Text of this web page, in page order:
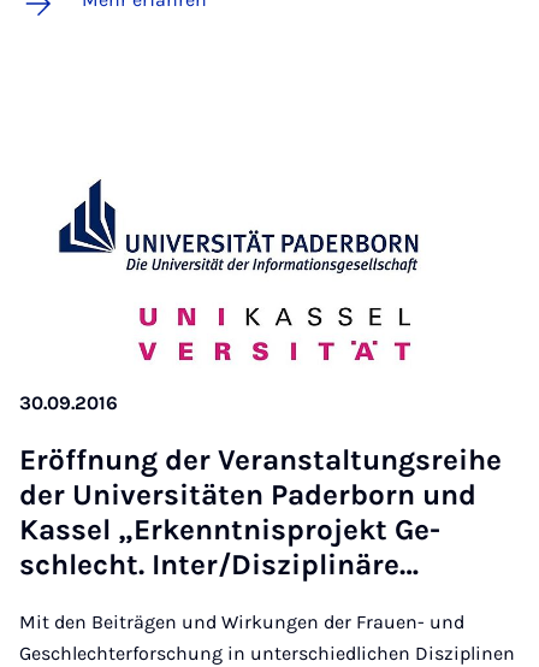
30.09.2016
Er­öff­nung der Ver­an­stal­tungs­rei­he
der Uni­ver­si­tä­ten Pa­der­born und
Kas­sel „Er­kennt­nispro­jekt Ge­
schlecht. In­ter/Dis­zi­pli­näre…
Mit den Beiträgen und Wirkungen der Frauen- und
Geschlechterforschung in unterschiedlichen Disziplinen